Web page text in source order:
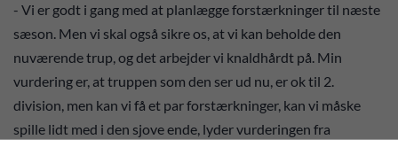
- Vi er godt i gang med at planlægge forstærkninger til næste
sæson. Men vi skal også sikre os, at vi kan beholde den
nuværende trup, og det arbejder vi knaldhårdt på. Min
vurdering er, at truppen som den ser ud nu, er ok til 2.
division, men kan vi få et par forstærkninger, kan vi måske
spille lidt med i den sjove ende, lyder vurderingen fra